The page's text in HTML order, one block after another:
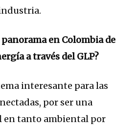
en Colombia de
a través del GLP?
interesante para las
por ser una
en tanto ambiental por